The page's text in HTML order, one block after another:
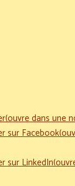
dans une
sur
sur